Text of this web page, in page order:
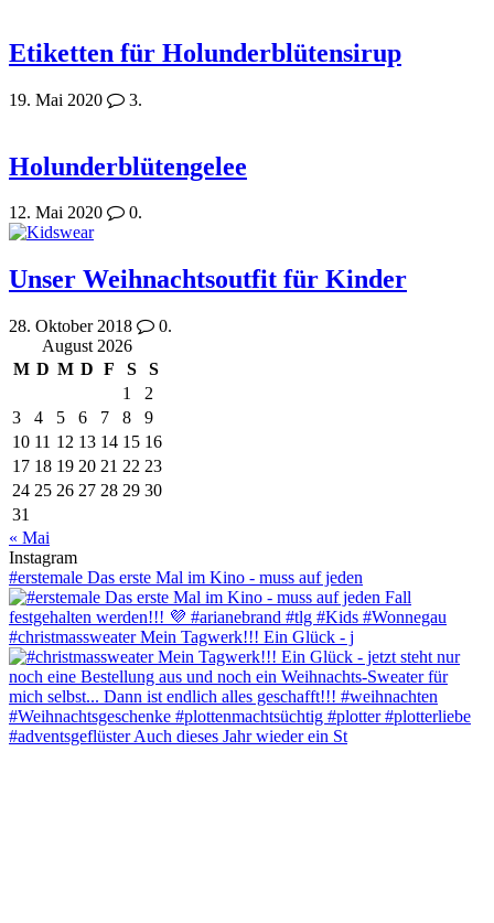
Etiketten für Holunderblütensirup
19. Mai 2020 3.
Holunderblütengelee
12. Mai 2020 0.
Unser Weihnachtsoutfit für Kinder
28. Oktober 2018
0.
August 2026
M D M D F S
S
1
2
3
4 5 6 7 8
9
10 11 12 13 14 15 16
17 18 19 20 21 22 23
24 25 26 27 28 29 30
31
« Mai
Instagram
#erstemale Das erste Mal im Kino - muss auf jeden
#christmassweater Mein Tagwerk!!! Ein Glück - j
#adventsgeflüster Auch dieses Jahr wieder ein St